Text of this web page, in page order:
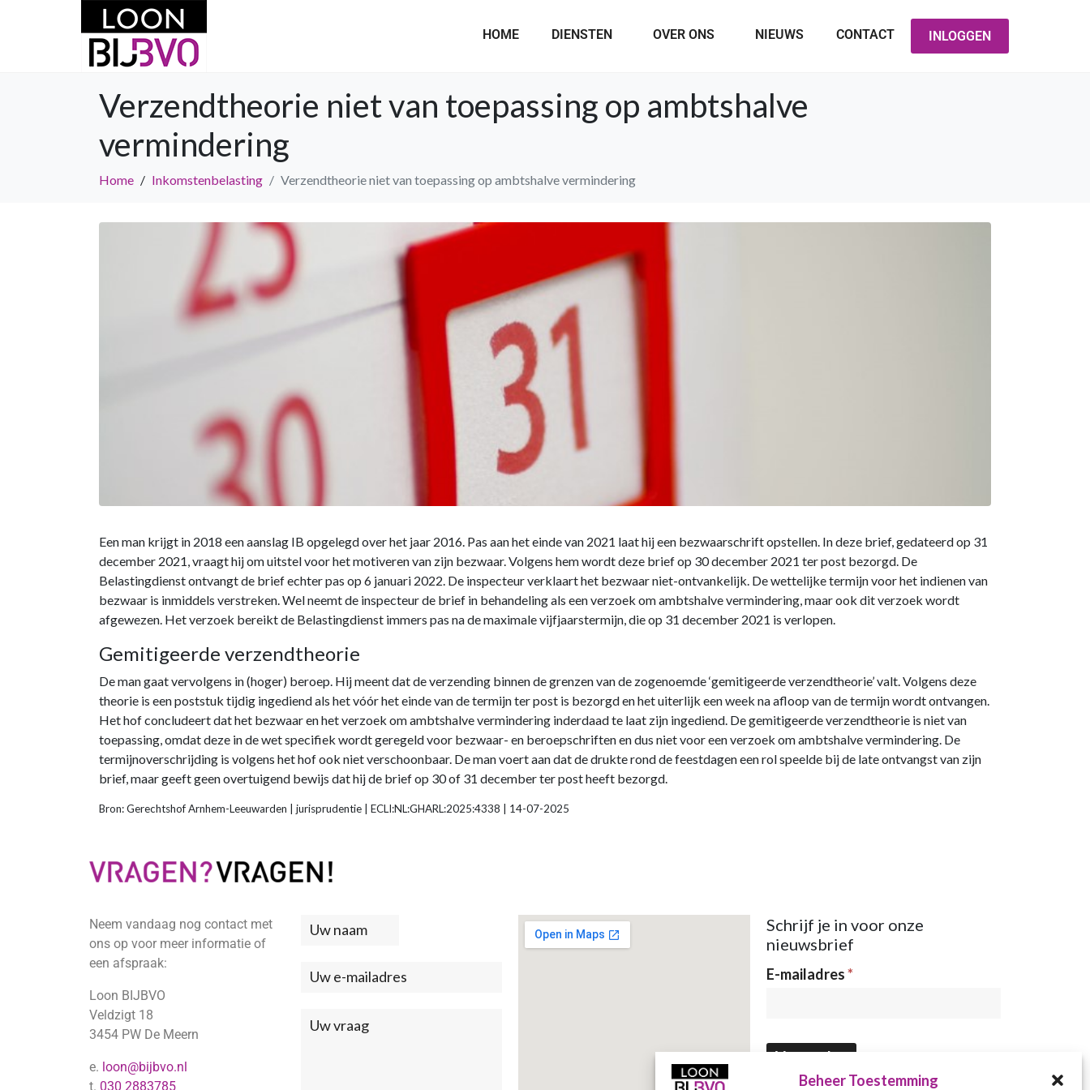
Beheer Toestemming
HOME DIENSTEN OVER ONS NIEUWS CONTACT INLOGGEN
Verzendtheorie niet van toepassing op ambtshalve
vermindering
Home Inkomstenbelasting Verzendtheorie niet van toepassing op ambtshalve vermindering
Een man krijgt in 2018 een aanslag IB opgelegd over het jaar 2016. Pas aan het einde van 2021 laat hij een bezwaarschrift opstellen. In deze brief, gedateerd op 31
december 2021, vraagt hij om uitstel voor het motiveren van zijn bezwaar. Volgens hem wordt deze brief op 30 december 2021 ter post bezorgd. De
Belastingdienst ontvangt de brief echter pas op 6 januari 2022. De inspecteur verklaart het bezwaar niet-ontvankelijk. De wettelijke termijn voor het indienen van
bezwaar is inmiddels verstreken. Wel neemt de inspecteur de brief in behandeling als een verzoek om ambtshalve vermindering, maar ook dit verzoek wordt
afgewezen. Het verzoek bereikt de Belastingdienst immers pas na de maximale vijfjaarstermijn, die op 31 december 2021 is verlopen.
Gemitigeerde verzendtheorie
De man gaat vervolgens in (hoger) beroep. Hij meent dat de verzending binnen de grenzen van de zogenoemde ‘gemitigeerde verzendtheorie’ valt. Volgens deze
theorie is een poststuk tijdig ingediend als het vóór het einde van de termijn ter post is bezorgd en het uiterlijk een week na afloop van de termijn wordt ontvangen.
Het hof concludeert dat het bezwaar en het verzoek om ambtshalve vermindering inderdaad te laat zijn ingediend. De gemitigeerde verzendtheorie is niet van
toepassing, omdat deze in de wet specifiek wordt geregeld voor bezwaar- en beroepschriften en dus niet voor een verzoek om ambtshalve vermindering. De
termijnoverschrijding is volgens het hof ook niet verschoonbaar. De man voert aan dat de drukte rond de feestdagen een rol speelde bij de late ontvangst van zijn
brief, maar geeft geen overtuigend bewijs dat hij de brief op 30 of 31 december ter post heeft bezorgd.
Bron: Gerechtshof Arnhem-Leeuwarden | jurisprudentie | ECLI:NL:GHARL:2025:4338 | 14-07-2025
Neem vandaag nog contact met
ons op voor meer informatie of
een afspraak:
Loon BIJBVO
Veldzigt 18
3454 PW De Meern
e. loon@bijbvo.nl
t. 030 2883785
Neem
met
ons
Schrijf je in voor onze
nieuwsbrief
Nieuwsbrief
E-mailadres*
Verzenden